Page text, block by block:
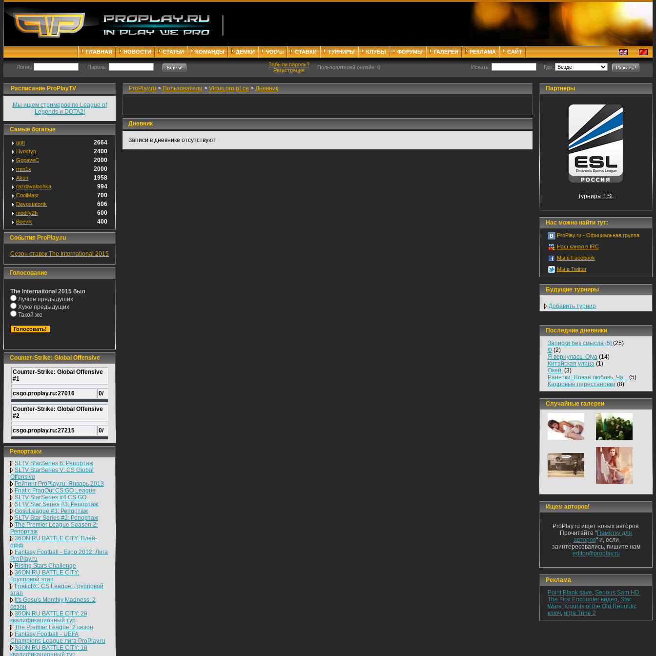
ГЛАВНАЯ НОВОСТИ СТАТЬИ КОМАНДЫ ДЕМКИ VOD'ы СТАВКИ ТУРНИРЫ КЛУБЫ ФОРУМЫ ГАЛЕРЕИ РЕКЛАМА САЙТ
Логин: Пароль:
Забыли пароль?
Регистрация
Пользователей онлайн: 0 Искать: Где:
Расписание ProPlayTV
Мы ищем стримеров по League of
Legends и DOTA2!
Самые богатые
ggtt 2664
Hvostyn 2400
GopaveC 2000
rmn1x 2000
Akon 1958
razdavalochka 994
CoolMast 700
Devostatortk 606
modify2h 600
Boevik 400
События ProPlay.ru
Сезон ставок The International 2015
Голосование
The Internaitonal 2015 был
Лучше предыдуших
Хуже предыдущих
Такой же
Counter-Strike: Global Offensive
Counter-Strike: Global Offensive
#1
csgo.proplay.ru:27016 0/
Counter-Strike: Global Offensive
#2
csgo.proplay.ru:27215 0/
Репортажи
SLTV StarSeries 6: Репортаж
SLTV StarSeries V: CS Global
Offensive
Рейтинг ProPlay.ru: Январь 2013
Fnatic FragOut CS:GO League
SLTV StarSeries #4 CS:GO
SLTV Star Series #3: Репортаж
GosuLeague #3: Репортаж
SLTV Star Series #2: Репортаж
The Premier League Season 2:
Репортаж
36ON.RU BATTLE CITY: Плей-
офф
Fantasy Football - Евро 2012: Лига
ProPlay.ru
Rising Stars Challenge
36ON.RU BATTLE CITY:
Групповой этап
FnaticRC CS League: Групповой
этап
It's Gosu's Monthly Madness: 2
сезон
36ON.RU BATTLE CITY: 2й
квалификационный тур
The Premier League: 2 cезон
Fantasy Football - UEFA
Champions League лига ProPlay.ru
36ON.RU BATTLE CITY: 1й
квалификационный тур
ProPlay.ru > Пользователи > Virtus.pro|n1ce > Дневник
Дневник
Записи в дневнике отсутствуют
Партнеры
Турниры ESL
Нас можно найти тут:
ProPlay.ru - Официальная группа
Наш канал в IRC
Мы в Facebook
Мы в Twitter
Будущие турниры
Добавить турнир
Последние дневники
Записки без смысла [5] (25)
Ф(2)
Я вернулась. Olya(14)
Китайская улица(1)
Окей.(3)
Ранетки: Новая любовь. Ча...(5)
Кадровые перестановки (8)
Случайные галереи
Ищем авторов!
ProPlay.ru ищет новых авторов.
Прочитайте "Памятку для
авторов" и, если
заинтересовались, пишите нам
editor@proplay.ru
Реклама
Point Blank save, Serious Sam HD:
The First Encounter видео, Star
Wars: Knights of the Old Republic
ключ, игра Trine 2